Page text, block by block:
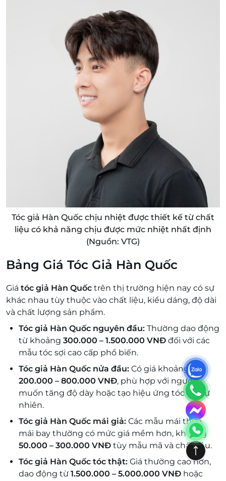
Tóc giả Hàn Quốc chịu nhiệt được thiết kế từ chất
liệu có khả năng chịu được mức nhiệt nhất định
(Nguồn: VTG)
Bảng Giá Tóc Giả Hàn Quốc
Giá tóc giả Hàn Quốc trên thị trường hiện nay có sự
khác nhau tùy thuộc vào chất liệu, kiểu dáng, độ dài
và chất lượng sản phẩm.
Tóc giả Hàn Quốc nguyên đầu: Thường dao động
từ khoảng 300.000 – 1.500.000 VNĐ đối với các
mẫu tóc sợi cao cấp phổ biến.
Tóc giả Hàn Quốc nửa đầu: Có giá khoảng
200.000 – 800.000 VNĐ, phù hợp với người
muốn tăng độ dày hoặc tạo hiệu ứng tóc dài tự
nhiên.
Tóc giả Hàn Quốc mái giả: Các mẫu mái thưa,
mái bay thường có mức giá mềm hơn, khoảng
50.000 – 300.000 VNĐ tùy mẫu mã và chất liệu.
Tóc giả Hàn Quốc tóc thật: Giá thường cao hơn,
dao động từ 1.500.000 – 5.000.000 VNĐ hoặc